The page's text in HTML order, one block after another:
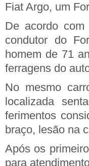
Fiat Argo, um
De acordo
condutor do
homem de 71
ferragens do
No mesmo
localizada
ferimentos
braço, lesão na
Após os
para